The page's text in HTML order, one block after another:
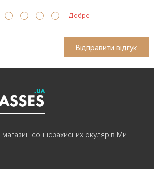
Добре
Відправити відгук
магазин сонцезахисних окулярів Ми